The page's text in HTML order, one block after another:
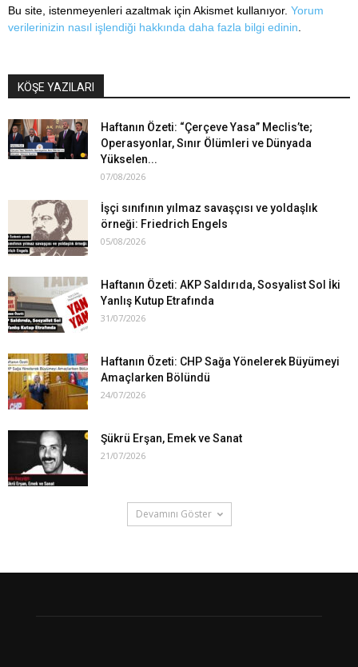
Bu site, istenmeyenleri azaltmak için Akismet kullanıyor. Yorum
verilerinizin nasıl işlendiği hakkında daha fazla bilgi edinin.
KÖŞE YAZILARI
Haftanın Özeti: “Çerçeve Yasa” Meclis’te;
Operasyonlar, Sınır Ölümleri ve Dünyada
Yükselen...
07/08/2026
İşçi sınıfının yılmaz savaşçısı ve yoldaşlık
örneği: Friedrich Engels
05/08/2026
Haftanın Özeti: AKP Saldırıda, Sosyalist Sol İki
Yanlış Kutup Etrafında
31/07/2026
Haftanın Özeti: CHP Sağa Yönelerek Büyümeyi
Amaçlarken Bölündü
24/07/2026
Şükrü Erşan, Emek ve Sanat
21/07/2026
Devamını Göster